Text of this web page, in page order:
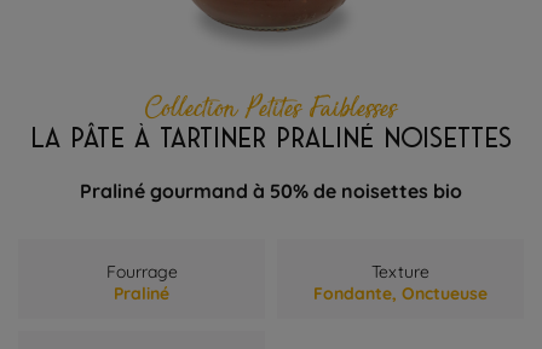
Collection Petites Faiblesses
LA PÂTE À TARTINER PRALINÉ NOISETTES
Praliné gourmand à 50% de noisettes bio
Fourrage
Praliné
Texture
Fondante, Onctueuse